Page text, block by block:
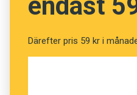
Därefter pris 59 kr i